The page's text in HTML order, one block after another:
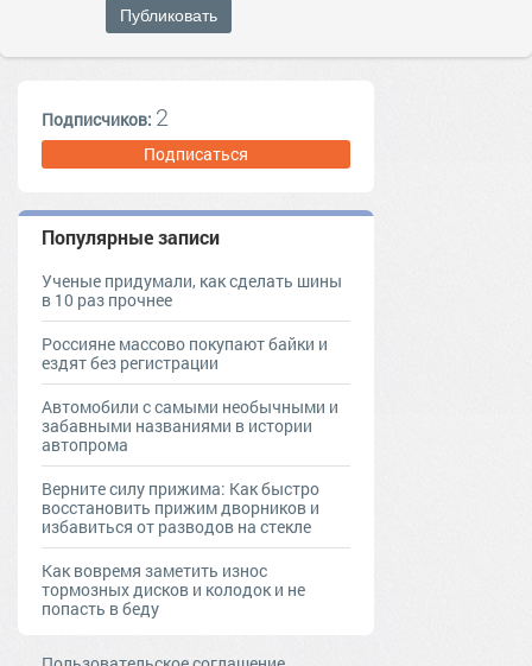
Публиковать
Подписчиков: 2
Подписаться
Популярные записи
Ученые придумали, как сделать шины
в 10 раз прочнее
Россияне массово покупают байки и
ездят без регистрации
Автомобили с самыми необычными и
забавными названиями в истории
автопрома
Верните силу прижима: Как быстро
восстановить прижим дворников и
избавиться от разводов на стекле
Как вовремя заметить износ
тормозных дисков и колодок и не
попасть в беду